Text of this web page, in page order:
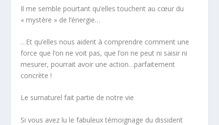
Il me semble pourtant qu’elles touchent au cœur du
« mystère » de l’énergie…
…Et qu’elles nous aident à comprendre comment une
force que l’on ne voit pas, que l’on ne peut ni saisir ni
mesurer, pourrait avoir une action…parfaitement
concrète !
Le surnaturel fait partie de notre vie
Si vous avez lu le fabuleux témoignage du dissident